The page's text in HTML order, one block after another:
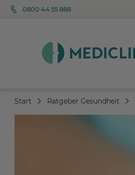
0800 44 55 888
Start Ratgeber Gesundheit